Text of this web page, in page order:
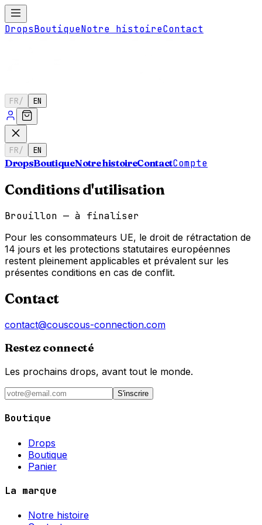
DropsBoutiqueNotre histoireContact
FR/ EN
FR/ EN
DropsBoutiqueNotre histoireContactCompte
Conditions d'utilisation
Brouillon — à finaliser
Pour les consommateurs UE, le droit de rétractation de
14 jours et les protections statutaires européennes
restent pleinement applicables et prévalent sur les
présentes conditions en cas de conflit.
Contact
contact@couscous-connection.com
Restez connecté
Les prochains drops, avant tout le monde.
S'inscrire
Boutique
Drops
Boutique
Panier
La marque
Notre histoire